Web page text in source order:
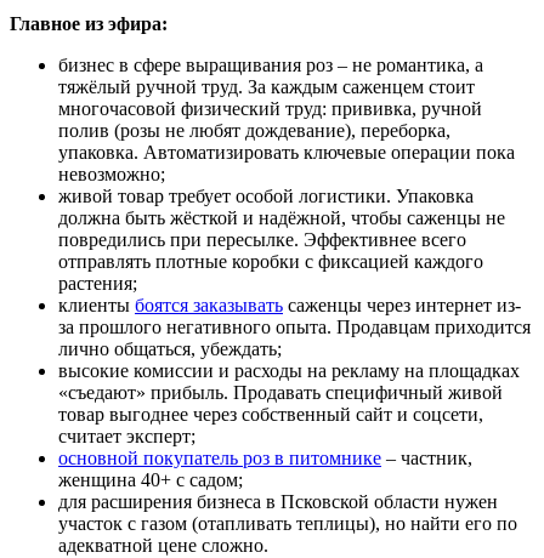
Главное из эфира:
бизнес в сфере выращивания роз – не романтика, а
тяжёлый ручной труд. За каждым саженцем стоит
многочасовой физический труд: прививка, ручной
полив (розы не любят дождевание), переборка,
упаковка. Автоматизировать ключевые операции пока
невозможно;
живой товар требует особой логистики. Упаковка
должна быть жёсткой и надёжной, чтобы саженцы не
повредились при пересылке. Эффективнее всего
отправлять плотные коробки с фиксацией каждого
растения;
клиенты боятся заказывать саженцы через интернет из-
за прошлого негативного опыта. Продавцам приходится
лично общаться, убеждать;
высокие комиссии и расходы на рекламу на площадках
«съедают» прибыль. Продавать специфичный живой
товар выгоднее через собственный сайт и соцсети,
считает эксперт;
основной покупатель роз в питомнике – частник,
женщина 40+ с садом;
для расширения бизнеса в Псковской области нужен
участок с газом (отапливать теплицы), но найти его по
адекватной цене сложно.